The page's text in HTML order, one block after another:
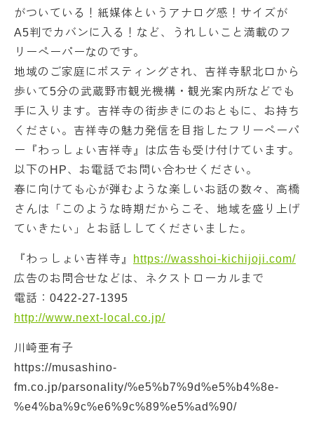
がついている！紙媒体というアナログ感！サイズが
A5判でカバンに入る！など、うれしいこと満載のフ
リーペーパーなのです。
地域のご家庭にポスティングされ、吉祥寺駅北口から
歩いて5分の武蔵野市観光機構・観光案内所などでも
手に入ります。吉祥寺の街歩きにのおともに、お持ち
ください。吉祥寺の魅力発信を目指したフリーペーパ
ー『わっしょい吉祥寺』は広告も受け付けています。
以下のHP、お電話でお問い合わせください。
春に向けても心が弾むような楽しいお話の数々、高橋
さんは「このような時期だからこそ、地域を盛り上げ
ていきたい」とお話ししてくださいました。
『わっしょい吉祥寺』
https://wasshoi-kichijoji.com/
広告のお問合せなどは、ネクストローカルまで
電話：0422-27-1395
http://www.next-local.co.jp/
川崎亜有子
https://musashino-
fm.co.jp/parsonality/%e5%b7%9d%e5%b4%8e-
%e4%ba%9c%e6%9c%89%e5%ad%90/